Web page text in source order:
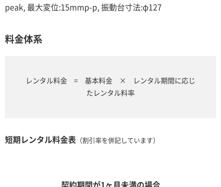
peak, 最大変位:15mmp-p, 振動台寸法:φ127
料金体系
レンタル料金 = 基本料金 × レンタル期間に応じ
たレンタル料率
短期レンタル料金表 （割引率を併記しています）
契約期間が1ヶ月未満の場合